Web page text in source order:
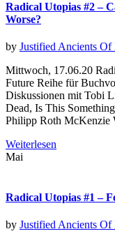
Radical Utopias #2 –
Worse?
by Justified Ancients
Mittwoch, 17.06.20
Future Reihe für
Diskussionen mit Tobi
Dead, Is This
Philipp Roth McKenzie
Weiterlesen
Mai
Radical Utopias #1 –
by Justified Ancients